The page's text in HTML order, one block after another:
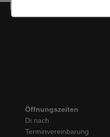
Öffnungszeiten
Di nach
Terminvereinbarung